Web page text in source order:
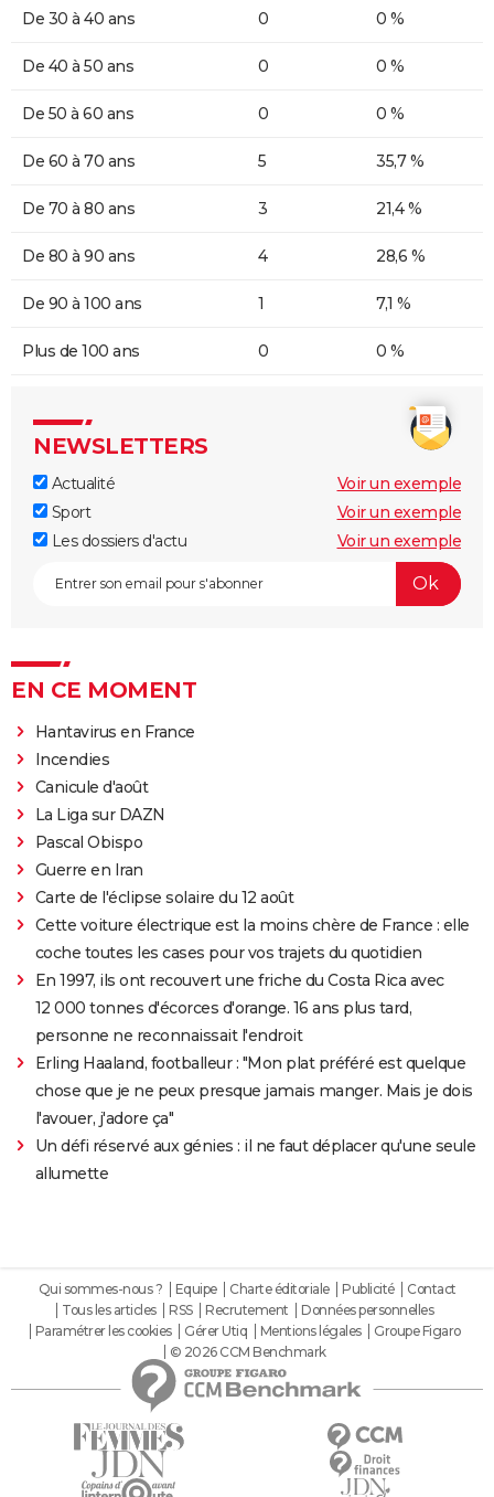
De 30 à 40 ans 0 0 %
De 40 à 50 ans 0 0 %
De 50 à 60 ans 0 0 %
De 60 à 70 ans 5 35,7 %
De 70 à 80 ans 3 21,4 %
De 80 à 90 ans 4 28,6 %
De 90 à 100 ans 1 7,1 %
Plus de 100 ans 0 0 %
NEWSLETTERS
Actualité
Voir un exemple
Sport
Voir un exemple
Les dossiers d'actu
Voir un exemple
EN CE MOMENT
Hantavirus en France
Incendies
Canicule d'août
La Liga sur DAZN
Pascal Obispo
Guerre en Iran
Carte de l'éclipse solaire du 12 août
Cette voiture électrique est la moins chère de France : elle
coche toutes les cases pour vos trajets du quotidien
En 1997, ils ont recouvert une friche du Costa Rica avec
12 000 tonnes d'écorces d'orange. 16 ans plus tard,
personne ne reconnaissait l'endroit
Erling Haaland, footballeur : "Mon plat préféré est quelque
chose que je ne peux presque jamais manger. Mais je dois
l'avouer, j'adore ça"
Un défi réservé aux génies : il ne faut déplacer qu'une seule
allumette
Qui sommes-nous ? Equipe Charte éditoriale Publicité
Contact
Tous les articles
RSS Recrutement
Données personnelles
Paramétrer les cookies
Gérer Utiq Mentions légales
Groupe Figaro
© 2026 CCM Benchmark